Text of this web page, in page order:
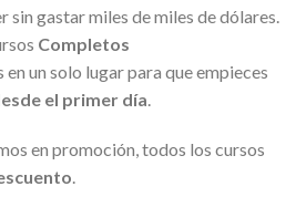
sin gastar miles de miles de dólares.
Completos
en un solo lugar para que empieces
el primer día
en promoción, todos los cursos
.